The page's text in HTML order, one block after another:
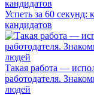
Успеть за 60
кандидатов
Такая работа —
работодателя.
людей